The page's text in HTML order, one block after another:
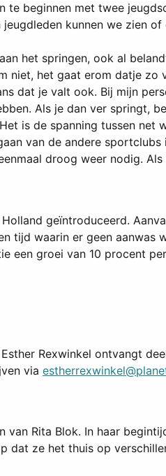
beginnen met twee
kunnen we zien
het springen, ook al
niet, het gaat erom datje
dat je valt ook. Bij mijn
Als je dan ver springt,
is de spanning tussen net
van de andere
droog weer nodig.
geïntroduceerd.
waarin er geen aanwas
groei van 10 procent
Rexwinkel ontvangt
via
Rita Blok. In haar
dat ze het thuis op